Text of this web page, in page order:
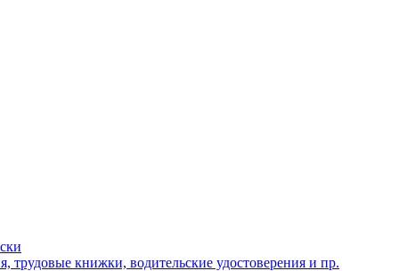
книжки, водительские удостоверения и пр.